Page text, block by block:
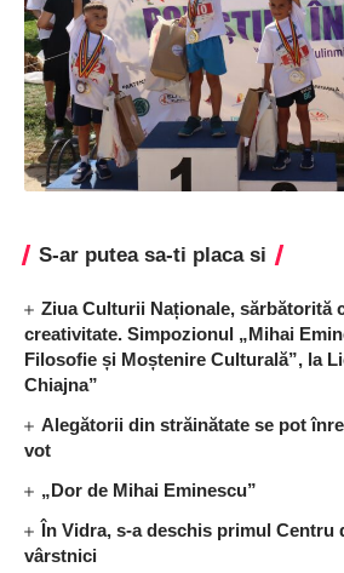
S-ar putea sa-ti placa si
Ziua Culturii Naționale, sărbătorită
creativitate. Simpozionul „Mihai
Filosofie și Moștenire Culturală”, la
Chiajna”
Alegătorii din străinătate se pot
vot
„Dor de Mihai Eminescu”
În Vidra, s-a deschis primul Centru
vârstnici